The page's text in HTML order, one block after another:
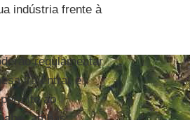
indústria frente à
regulamentar
irá entrar e
ao